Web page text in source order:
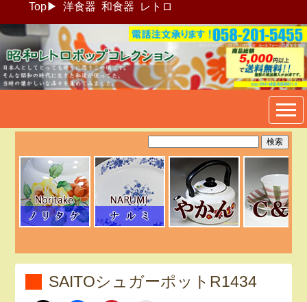
Top▶ 洋食器 和食器 レトロ
昭和レトロポップ食器生活雑
貨通販＠フリマート
SAITOシュガーポットR1434